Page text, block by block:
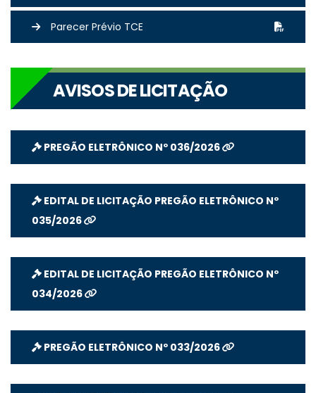
Parecer Prévio TCE
AVISOS DE LICITAÇÃO
PREGÃO ELETRÔNICO Nº 036/2026
EDITAL DE LICITAÇÃO PREGÃO ELETRÔNICO Nº
035/2026
EDITAL DE LICITAÇÃO PREGÃO ELETRÔNICO Nº
034/2026
PREGÃO ELETRÔNICO Nº 033/2026